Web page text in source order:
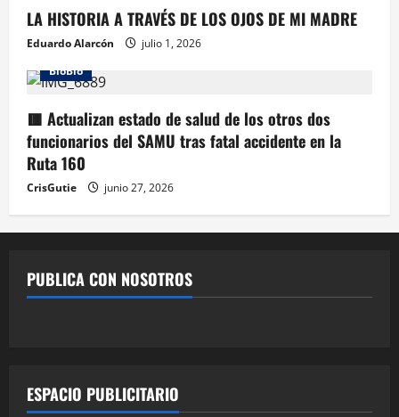
LA HISTORIA A TRAVÉS DE LOS OJOS DE MI MADRE
Eduardo Alarcón
julio 1, 2026
BioBio
🟥 Actualizan estado de salud de los otros dos
funcionarios del SAMU tras fatal accidente en la
Ruta 160
CrisGutie junio 27, 2026
PUBLICA CON NOSOTROS
ESPACIO PUBLICITARIO